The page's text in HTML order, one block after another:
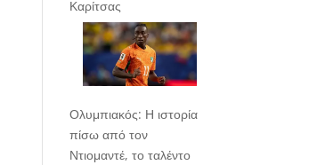
Καρίτσας
Ολυμπιακός: Η ιστορία
πίσω από τον
Ντιομαντέ, το ταλέντο